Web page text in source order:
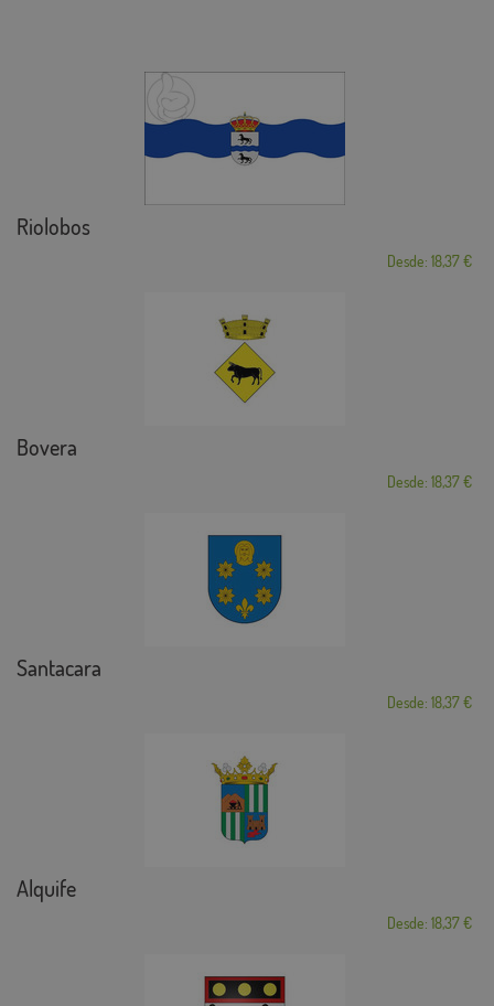
Riolobos
Desde: 18,37 €
Bovera
Desde: 18,37 €
Santacara
Desde: 18,37 €
Alquife
Desde: 18,37 €